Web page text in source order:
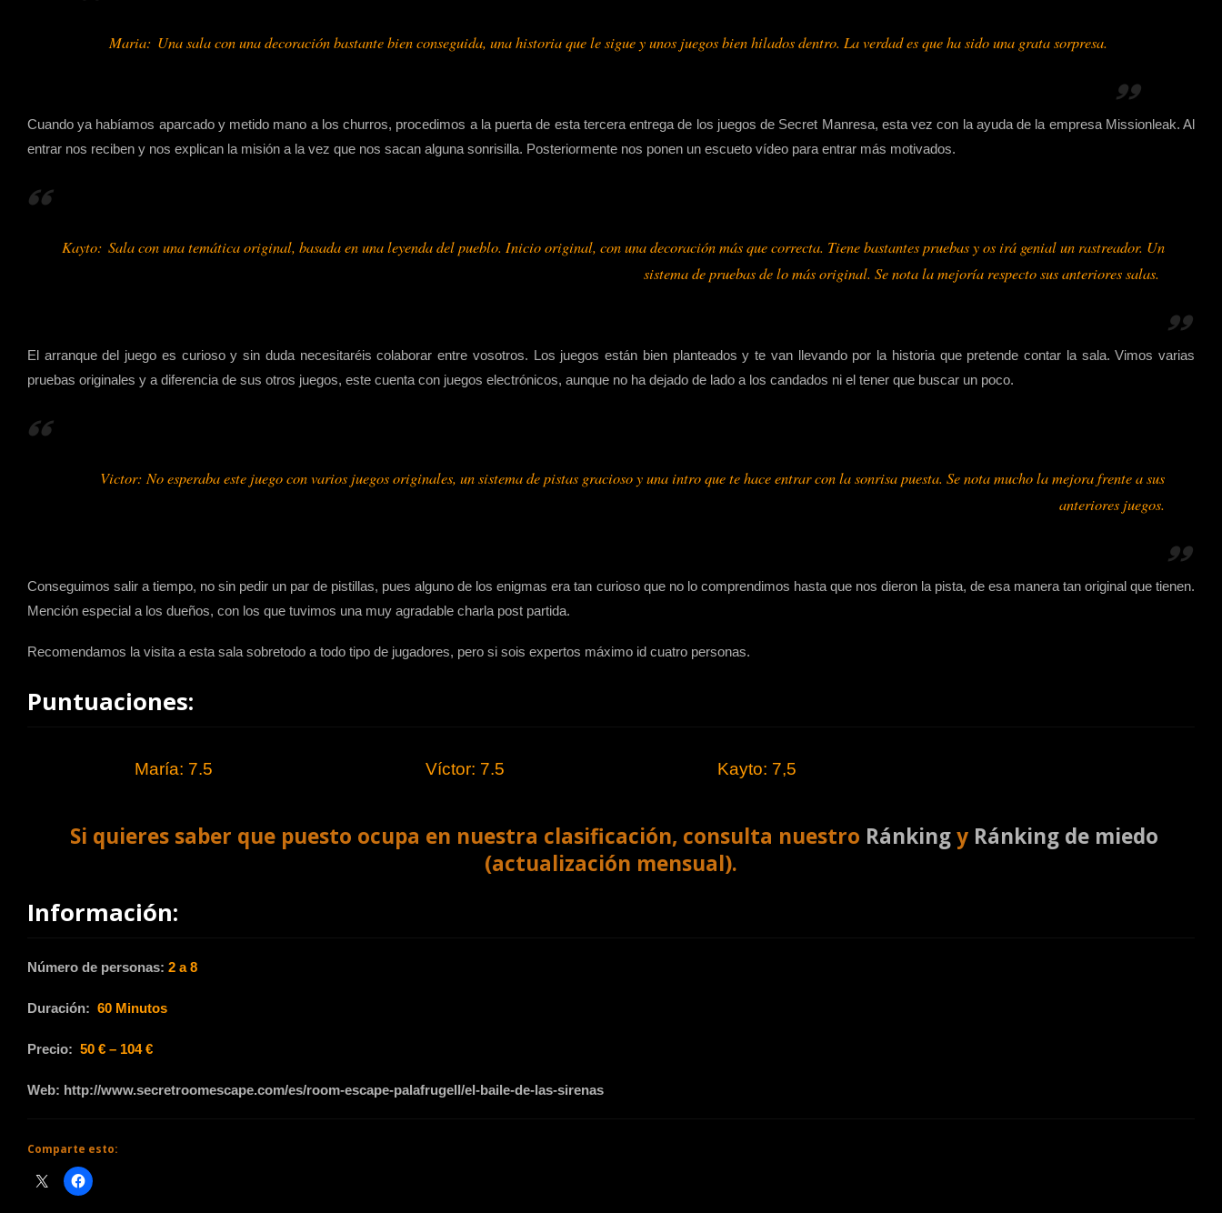
Maria: Una sala con una decoración bastante bien conseguida, una historia que le sigue y unos juegos bien hilados dentro. La verdad es que ha sido una grata sorpresa.
Cuando ya habíamos aparcado y metido mano a los churros, procedimos a la puerta de esta tercera entrega de los juegos de Secret Manresa, esta vez con la ayuda de la empresa Missionleak. Al
entrar nos reciben y nos explican la misión a la vez que nos sacan alguna sonrisilla. Posteriormente nos ponen un escueto vídeo para entrar más motivados.
Kayto: Sala con una temática original, basada en una leyenda del pueblo. Inicio original, con una decoración más que correcta. Tiene bastantes pruebas y os irá genial un rastreador. Un
sistema de pruebas de lo más original. Se nota la mejoría respecto sus anteriores salas.
El arranque del juego es curioso y sin duda necesitaréis colaborar entre vosotros. Los juegos están bien planteados y te van llevando por la historia que pretende contar la sala. Vimos varias
pruebas originales y a diferencia de sus otros juegos, este cuenta con juegos electrónicos, aunque no ha dejado de lado a los candados ni el tener que buscar un poco.
Victor: No esperaba este juego con varios juegos originales, un sistema de pistas gracioso y una intro que te hace entrar con la sonrisa puesta. Se nota mucho la mejora frente a sus
anteriores juegos.
Conseguimos salir a tiempo, no sin pedir un par de pistillas, pues alguno de los enigmas era tan curioso que no lo comprendimos hasta que nos dieron la pista, de esa manera tan original que tienen.
Mención especial a los dueños, con los que tuvimos una muy agradable charla post partida.
Recomendamos la visita a esta sala sobretodo a todo tipo de jugadores, pero si sois expertos máximo id cuatro personas.
Puntuaciones:
María: 7.5 Víctor: 7.5 Kayto: 7,5
Si quieres saber que puesto ocupa en nuestra clasificación, consulta nuestro Ránkingy Ránking de miedo
(actualización mensual).
Información:
Número de personas: 2 a 8
Duración: 60 Minutos
Precio: 50 € – 104 €
Web: http://www.secretroomescape.com/es/room-escape-palafrugell/el-baile-de-las-sirenas
Comparte esto: